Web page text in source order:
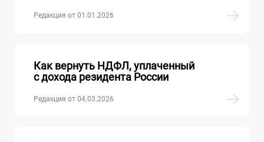
Редакция от 01.01.2026
Как вернуть НДФЛ, уплаченный
с дохода резидента России
Редакция от 04.03.2026